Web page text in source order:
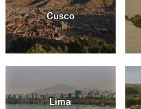
Cusco
Lima